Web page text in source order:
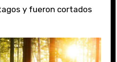
y fueron cortados